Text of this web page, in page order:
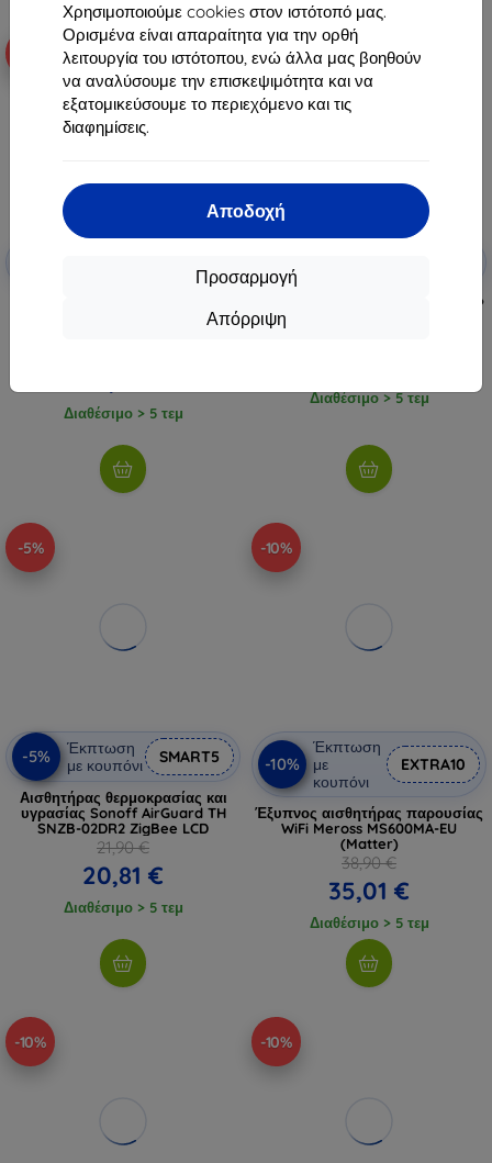
Χρησιμοποιούμε cookies στον ιστότοπό μας.
Ορισμένα είναι απαραίτητα για την ορθή
λειτουργία του ιστότοπου, ενώ άλλα μας βοηθούν
να αναλύσουμε την επισκεψιμότητα και να
εξατομικεύσουμε το περιεχόμενο και τις
διαφημίσεις.
Αποδοχή
Προσαρμογή
Απόρριψη
WiFi LCD μετρητής ποιότητας
Διαθέσιμο > 5 τεμ
-5%
Sonoff AirGuard PM2.5 SAWF-07P
WiFi LCD οθόνη ποιότητας αέρα
Διαθέσιμο > 5 τεμ
-5%
-5%
Έκπτωση
με κουπόνι
SMART5
Αισθητήρας θερμοκρασίας και
υγρασίας Sonoff AirGuard TH
SNZB-02DR2 ZigBee LCD
21,90 €
20,81 €
Διαθέσιμο > 5 τεμ
-10%
-10%
Έκπτωση
με
κουπόνι
EXTRA10
Έξυπνος αισθητήρας παρουσίας
WiFi Meross MS600MA-EU
(Matter)
38,90 €
35,01 €
Διαθέσιμο > 5 τεμ
-10% -10%